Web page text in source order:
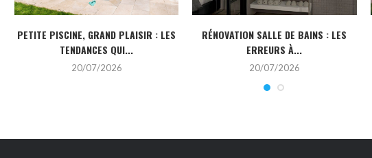
PETITE PISCINE, GRAND PLAISIR : LES
TENDANCES QUI...
20/07/2026
RÉNOVATION SALLE DE BAINS : LES
ERREURS À...
20/07/2026